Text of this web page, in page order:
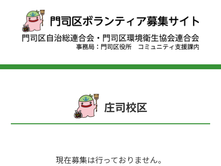
庄司校区
現在募集は行っておりません。